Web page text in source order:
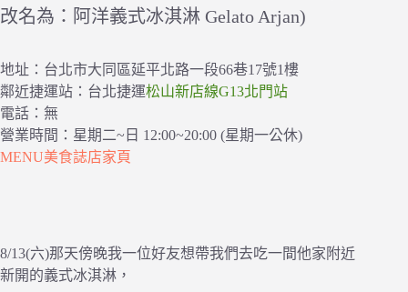
改名為：阿洋義式冰淇淋 Gelato Arjan)
地址：台北市大同區延平北路一段66巷17號1樓
鄰近捷運站：台北捷運松山新店線G13北門站
電話：無
營業時間：星期二~日 12:00~20:00 (星期一公休)
MENU美食誌店家頁
8/13(六)那天傍晚我一位好友想帶我們去吃一間他家附近
新開的義式冰淇淋，